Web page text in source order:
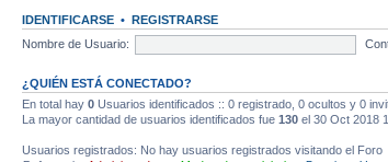
IDENTIFICARSE • REGISTRARSE
Nombre de Usuario:
¿QUIÉN ESTÁ CONECTADO?
En total hay 0 Usuarios identificados :: 0 registrado, 0 ocultos y 0
La mayor cantidad de usuarios identificados fue 130 el 30 Oct 2018
Usuarios registrados: No hay usuarios registrados visitando el Foro